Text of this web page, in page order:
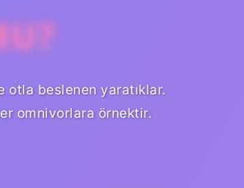
otla beslenen yaratıklar.
omnivorlara örnektir.